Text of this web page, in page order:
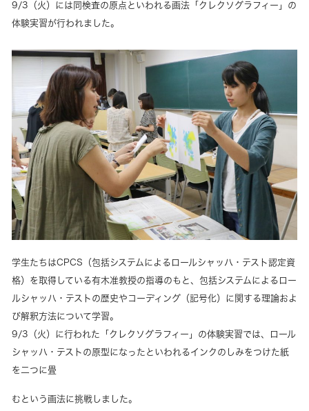
9/3（火）には同検査の原点といわれる画法「クレクソグラフィー」の
体験実習が行われました。
学生たちはCPCS（包括システムによるロールシャッハ・テスト認定資
格）を取得している有木准教授の指導のもと、包括システムによるロー
ルシャッハ・テストの歴史やコーディング（記号化）に関する理論およ
び解釈方法について学習。
9/3（火）に行われた「クレクソグラフィー」の体験実習では、ロール
シャッハ・テストの原型になったといわれるインクのしみをつけた紙
を二つに畳
むという画法に挑戦しました。